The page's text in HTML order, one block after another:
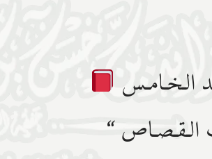
الـخـامـس
الـقـصـاص “